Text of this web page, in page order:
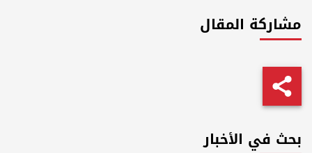
مشاركة المقال
بحث في الأخبار